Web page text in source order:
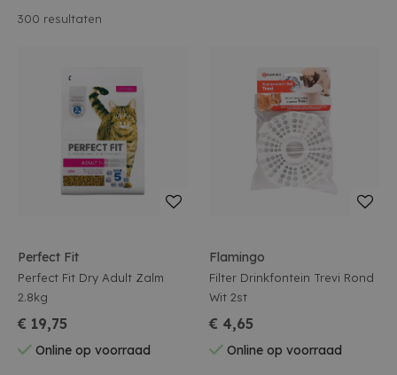
300 resultaten
Perfect Fit
Perfect Fit Dry Adult Zalm
2.8kg
€ 19,75
Online op voorraad
Flamingo
Filter Drinkfontein Trevi Rond
Wit 2st
€ 4,65
Online op voorraad